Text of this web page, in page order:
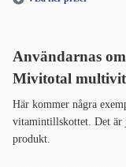
Användarnas
Mivitotal
Här kommer några
vitamintillskottet. Det är
produkt.